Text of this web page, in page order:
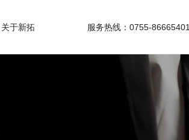
关于新拓 服务热线：0755-86665401